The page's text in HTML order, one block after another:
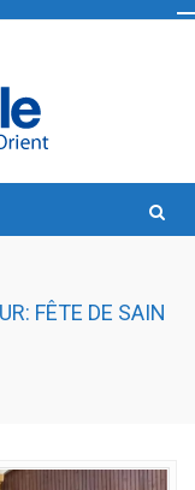
FÊTE DE SAIN